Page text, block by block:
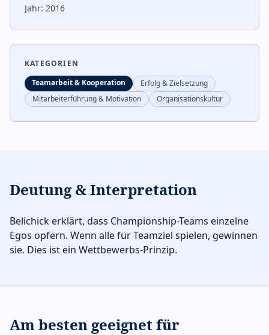
Jahr: 2016
KATEGORIEN
Teamarbeit & Kooperation
Erfolg & Zielsetzung
Mitarbeiterführung & Motivation
Organisationskultur
Deutung & Interpretation
Belichick erklärt, dass Championship-Teams einzelne
Egos opfern. Wenn alle für Teamziel spielen, gewinnen
sie. Dies ist ein Wettbewerbs-Prinzip.
Am besten geeignet für